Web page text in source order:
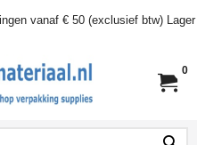
vanaf € 50 (exclusief btw)
0